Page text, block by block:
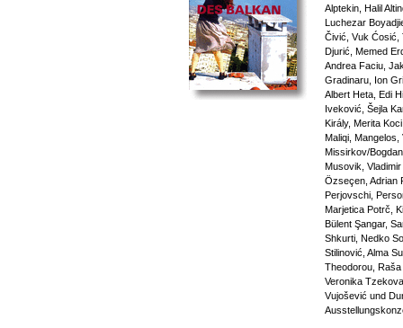
Alptekin, Halil
Luchezar
Čivić, Vuk Ćosić,
Djurić, Memed
Andrea Faciu,
Gradinaru, Ion
Albert Heta, Edi
Iveković, Šejla
Király, Merita
Maliqi,
Missirkov/
Musovik,
Özseçen, Adrian
Perjovschi,
Marjetica Potrč,
Bülent Şangar,
Shkurti, Nedko
Stilinović, Alma
Theodorou,
Veronika
Vujošević und